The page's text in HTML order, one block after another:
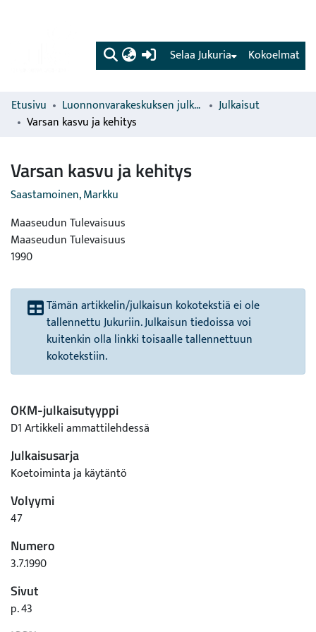
(current) Kokoelmat
Selaa Jukuria
Etusivu Luonnonvarakeskuksen julkaisut
Julkaisut
Varsan kasvu ja kehitys
Varsan kasvu ja kehitys
Saastamoinen, Markku
Maaseudun Tulevaisuus
Maaseudun Tulevaisuus
1990
Tämän artikkelin/julkaisun kokotekstiä ei ole
tallennettu Jukuriin. Julkaisun tiedoissa voi
kuitenkin olla linkki toisaalle tallennettuun
kokotekstiin.
OKM-julkaisutyyppi
D1 Artikkeli ammattilehdessä
Julkaisusarja
Koetoiminta ja käytäntö
Volyymi
47
Numero
3.7.1990
Sivut
p. 43